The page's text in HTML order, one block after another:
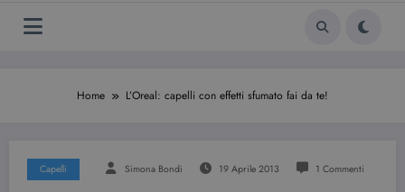
Home L’Oreal: capelli con effetti sfumato fai da te!
Capelli Simona Bondi 19 Aprile 2013 1 Commenti